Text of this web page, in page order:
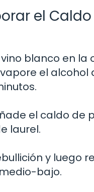
el Caldo
blanco en la
el alcohol
el caldo de
laurel.
y luego
bajo.